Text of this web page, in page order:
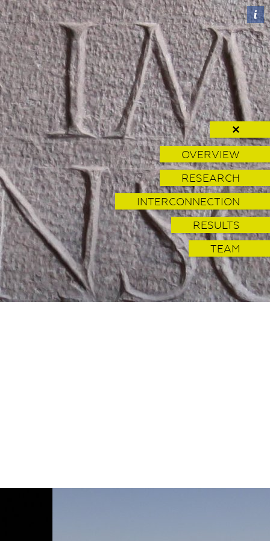
✕
OVERVIEW
RESEARCH
INTERCONNECTION
RESULTS
TEAM